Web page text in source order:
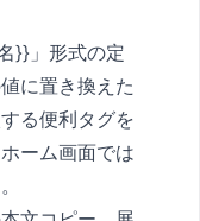
}}」形式の定
に置き換えた
る便利タグを
ーム画面では